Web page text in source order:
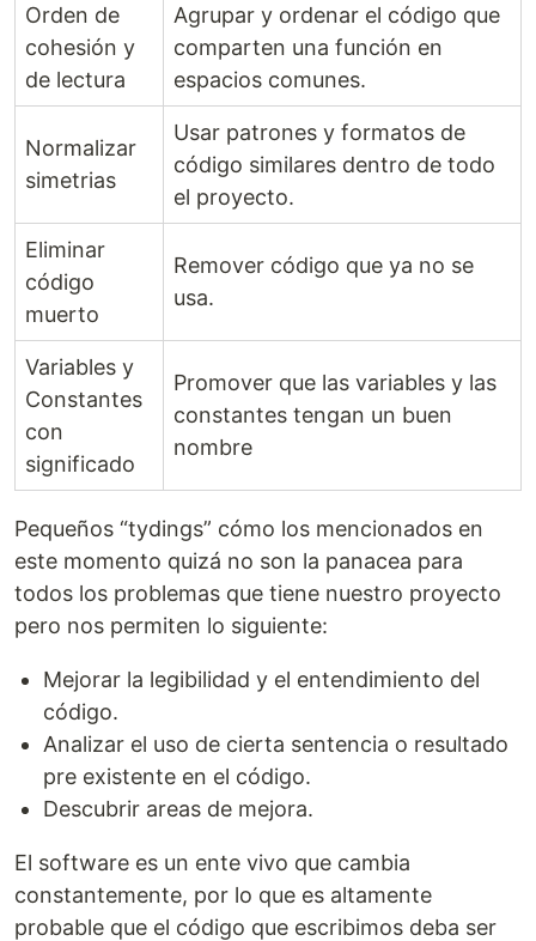
Orden de
cohesión y
de lectura
Agrupar y ordenar el código que
comparten una función en
espacios comunes.
Normalizar
simetrias
Usar patrones y formatos de
código similares dentro de todo
el proyecto.
Eliminar
código
muerto
Remover código que ya no se
usa.
Variables y
Constantes
con
significado
Promover que las variables y las
constantes tengan un buen
nombre
Pequeños “tydings” cómo los mencionados en
este momento quizá no son la panacea para
todos los problemas que tiene nuestro proyecto
pero nos permiten lo siguiente:
Mejorar la legibilidad y el entendimiento del
código.
Analizar el uso de cierta sentencia o resultado
pre existente en el código.
Descubrir areas de mejora.
El software es un ente vivo que cambia
constantemente, por lo que es altamente
probable que el código que escribimos deba ser